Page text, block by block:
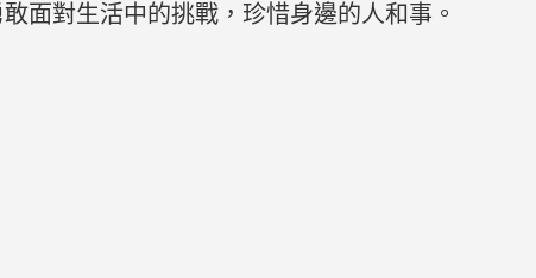
面對生活中的挑戰，珍惜身邊的人和事。